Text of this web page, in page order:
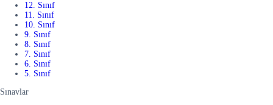
12. Sınıf
11. Sınıf
10. Sınıf
9. Sınıf
8. Sınıf
7. Sınıf
6. Sınıf
5. Sınıf
Sınavlar